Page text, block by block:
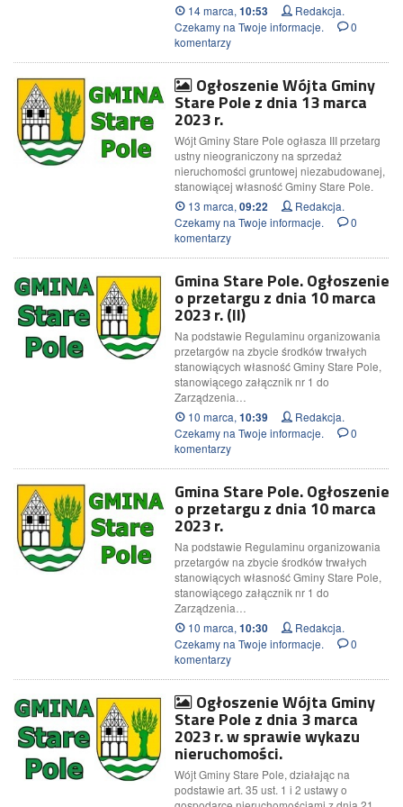
14 marca, 10:53
Redakcja.
Czekamy na Twoje informacje.
0
komentarzy
Ogłoszenie Wójta Gminy
Stare Pole z dnia 13 marca
2023 r.
Wójt Gminy Stare Pole ogłasza III przetarg
ustny nieograniczony na sprzedaż
nieruchomości gruntowej niezabudowanej,
stanowiącej własność Gminy Stare Pole.
13 marca, 09:22
Redakcja.
Czekamy na Twoje informacje.
0
komentarzy
Gmina Stare Pole. Ogłoszenie
o przetargu z dnia 10 marca
2023 r. (II)
Na podstawie Regulaminu organizowania
przetargów na zbycie środków trwałych
stanowiących własność Gminy Stare Pole,
stanowiącego załącznik nr 1 do
Zarządzenia…
10 marca, 10:39
Redakcja.
Czekamy na Twoje informacje.
0
komentarzy
Gmina Stare Pole. Ogłoszenie
o przetargu z dnia 10 marca
2023 r.
Na podstawie Regulaminu organizowania
przetargów na zbycie środków trwałych
stanowiących własność Gminy Stare Pole,
stanowiącego załącznik nr 1 do
Zarządzenia…
10 marca, 10:30
Redakcja.
Czekamy na Twoje informacje.
0
komentarzy
Ogłoszenie Wójta Gminy
Stare Pole z dnia 3 marca
2023 r. w sprawie wykazu
nieruchomości.
Wójt Gminy Stare Pole, działając na
podstawie art. 35 ust. 1 i 2 ustawy o